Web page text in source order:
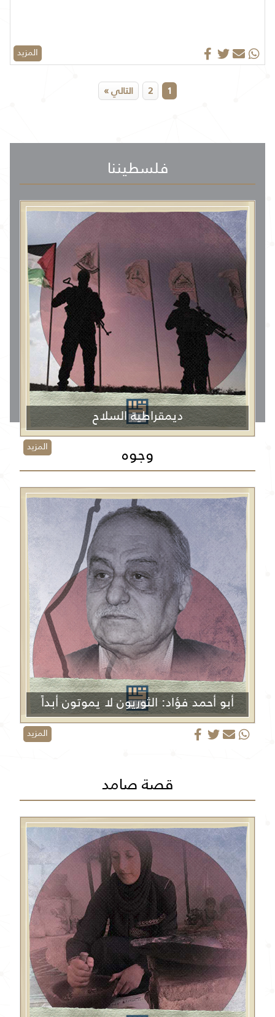
المزيد
1
2 التالي »
فلسطيننا
ديمقراطية السلاح
المزيد وجوه
أبو أحمد فؤاد: الثوريون لا يموتون أبداً
المزيد
قصة صامد